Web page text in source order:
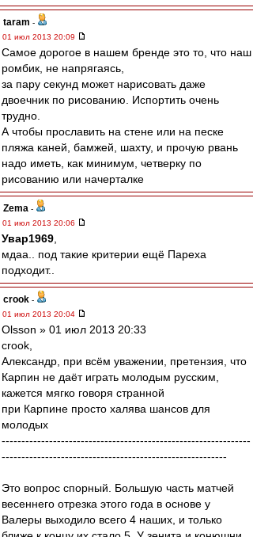
taram -
01 июл 2013 20:09
Самое дорогое в нашем бренде это то, что наш
ромбик, не напрягаясь,
за пару секунд может нарисовать даже
двоечник по рисованию. Испортить очень
трудно.
А чтобы прославить на стене или на песке
пляжа каней, бамжей, шахту, и прочую рвань
надо иметь, как минимум, четверку по
рисованию или начерталке
Zema -
01 июл 2013 20:06
Увар1969
мдаа.. под такие критерии ещё Пареха
подходит..
crook -
01 июл 2013 20:04
Olsson » 01 июл 2013 20:33
crook,
Александр, при всём уважении, претензия, что
Карпин не даёт играть молодым русским,
кажется мягко говоря странной
при Карпине просто халява шансов для
молодых
---------------------------------------------------------------
---------------------------------------------------------
Это вопрос спорный. Большую часть матчей
весеннего отрезка этого года в основе у
Валеры выходило всего 4 наших, и только